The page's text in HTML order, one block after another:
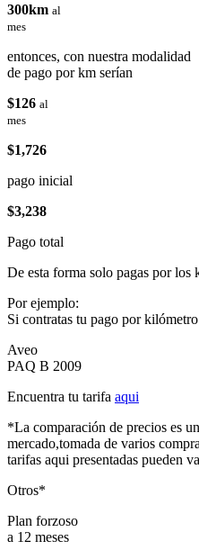
300km al
mes
entonces, con nuestra modalidad
de pago por km serían
$126 al
mes
$1,726
pago inicial
$3,238
Pago total
De esta forma solo pagas por los
Por ejemplo:
Si contratas tu pago por
Aveo
PAQ B 2009
Encuentra tu tarifa aqui
*La comparación de precios es
mercado,tomada de varios
tarifas aqui presentadas pueden
Otros*
Plan forzoso
a 12 meses